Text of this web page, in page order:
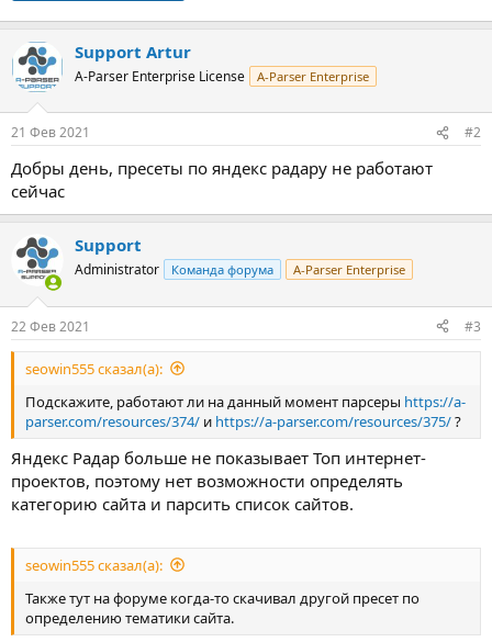
Support Artur
A-Parser Enterprise License A-Parser Enterprise
21 Фев 2021 #2
Добры день, пресеты по яндекс радару не работают
сейчас
Support
Administrator Команда форума A-Parser Enterprise
22 Фев 2021 #3
seowin555 сказал(а):
Подскажите, работают ли на данный момент парсеры https://a-
parser.com/resources/374/ и https://a-parser.com/resources/375/?
Яндекс Радар больше не показывает Топ интернет-
проектов, поэтому нет возможности определять
категорию сайта и парсить список сайтов.
seowin555 сказал(а):
Также тут на форуме когда-то скачивал другой пресет по
определению тематики сайта.